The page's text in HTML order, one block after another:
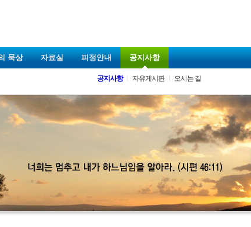
묵상 자료실 피정안내 공지사항
공지사항 자유게시판 오시는 길